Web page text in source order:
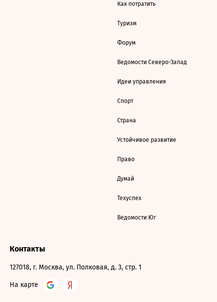
Как потратить
Туризм
Форум
Ведомости Северо-Запад
Идеи управления
Спорт
Страна
Устойчивое развитие
Право
Думай
Техуспех
Ведомости Юг
Контакты
127018, г. Москва, ул. Полковая, д. 3, стр. 1
На карте